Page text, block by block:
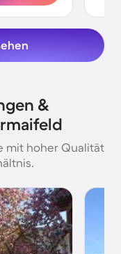
&
mit hoher Qualität